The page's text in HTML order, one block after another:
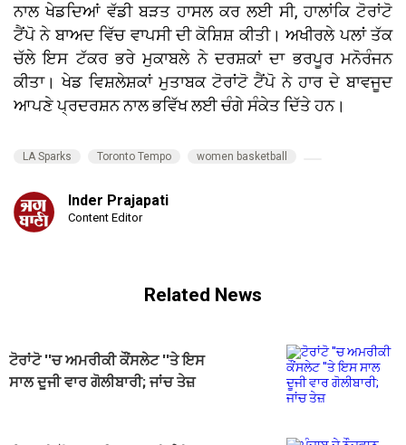
ਨਾਲ ਖੇਡਦਿਆਂ ਵੱਡੀ ਬੜਤ ਹਾਸਲ ਕਰ ਲਈ ਸੀ, ਹਾਲਾਂਕਿ ਟੋਰਾਂਟੋ
ਟੈਂਪੋ ਨੇ ਬਾਅਦ ਵਿੱਚ ਵਾਪਸੀ ਦੀ ਕੋਸ਼ਿਸ਼ ਕੀਤੀ। ਅਖੀਰਲੇ ਪਲਾਂ ਤੱਕ
ਚੱਲੇ ਇਸ ਟੱਕਰ ਭਰੇ ਮੁਕਾਬਲੇ ਨੇ ਦਰਸ਼ਕਾਂ ਦਾ ਭਰਪੂਰ ਮਨੋਰੰਜਨ
ਕੀਤਾ। ਖੇਡ ਵਿਸ਼ਲੇਸ਼ਕਾਂ ਮੁਤਾਬਕ ਟੋਰਾਂਟੋ ਟੈਂਪੋ ਨੇ ਹਾਰ ਦੇ ਬਾਵਜੂਦ
ਆਪਣੇ ਪ੍ਰਦਰਸ਼ਨ ਨਾਲ ਭਵਿੱਖ ਲਈ ਚੰਗੇ ਸੰਕੇਤ ਦਿੱਤੇ ਹਨ।
LA Sparks Toronto Tempo women basketball
Inder Prajapati
Content Editor
Related News
ਟੋਰਾਂਟੋ ''ਚ ਅਮਰੀਕੀ ਕੌਂਸਲੇਟ ''ਤੇ ਇਸ
ਸਾਲ ਦੂਜੀ ਵਾਰ ਗੋਲੀਬਾਰੀ; ਜਾਂਚ ਤੇਜ਼